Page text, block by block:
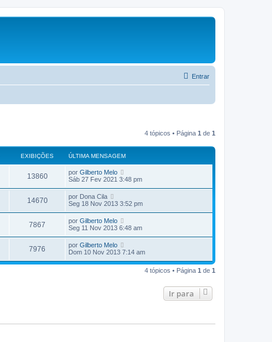
Entrar
4 tópicos • Página 1 de 1
EXIBIÇÕES ÚLTIMA MENSAGEM
13860 por Gilberto Melo
Sáb 27 Fev 2021 3:48 pm
14670 por Dona Cila
Seg 18 Nov 2013 3:52 pm
7867 por Gilberto Melo
Seg 11 Nov 2013 6:48 am
7976 por Gilberto Melo
Dom 10 Nov 2013 7:14 am
4 tópicos • Página 1 de 1
Ir para